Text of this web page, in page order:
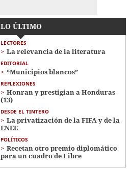
LO ÚLTIMO
LECTORES
La relevancia de la literatura
EDITORIAL
“Municipios blancos”
REFLEXIONES
Honran y prestigian a Honduras
(13)
DESDE EL TINTERO
La privatización de la FIFA y de la
ENEE
POLÍTICOS
Recetan otro premio diplomático
para un cuadro de Libre